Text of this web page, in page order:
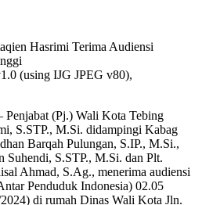
(using IJG JPEG v80),
(Pj.) Wali Kota Tebing
S.STP., M.Si. didampingi Kabag
Barqah Pulungan, S.IP., M.Si.,
S.STP., M.Si. dan Plt.
Ahmad, S.Ag., menerima audiensi
Penduduk Indonesia) 02.05
di rumah Dinas Wali Kota Jln.